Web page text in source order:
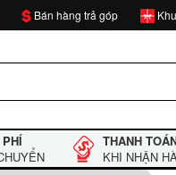
Bán hàng trả góp
THANH
KHI NHẬN